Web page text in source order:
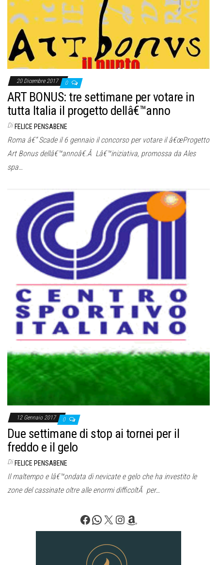
20 Dicembre 2017 0
ART BONUS: tre settimane per votare in
tutta Italia il progetto dellâ€™anno
Di FELICE PENSABENE
Roma â€“ Scade il 6 gennaio il concorso per votare il â€œProgetto
Art Bonus dellâ€™annoâ€.Â Lâ€™iniziativa, promossa da Ales
spa…
12 Gennaio 2017 0
Due settimane di stop ai tornei per il
freddo e il gelo
Di FELICE PENSABENE
Il maltempo e lâ€™ondata di nevicate e gelo che ha investito le
zone del cassinate oltre alle enormi difficoltÃ per…
Facebook
WhatsApp
X Instagram
Amazon